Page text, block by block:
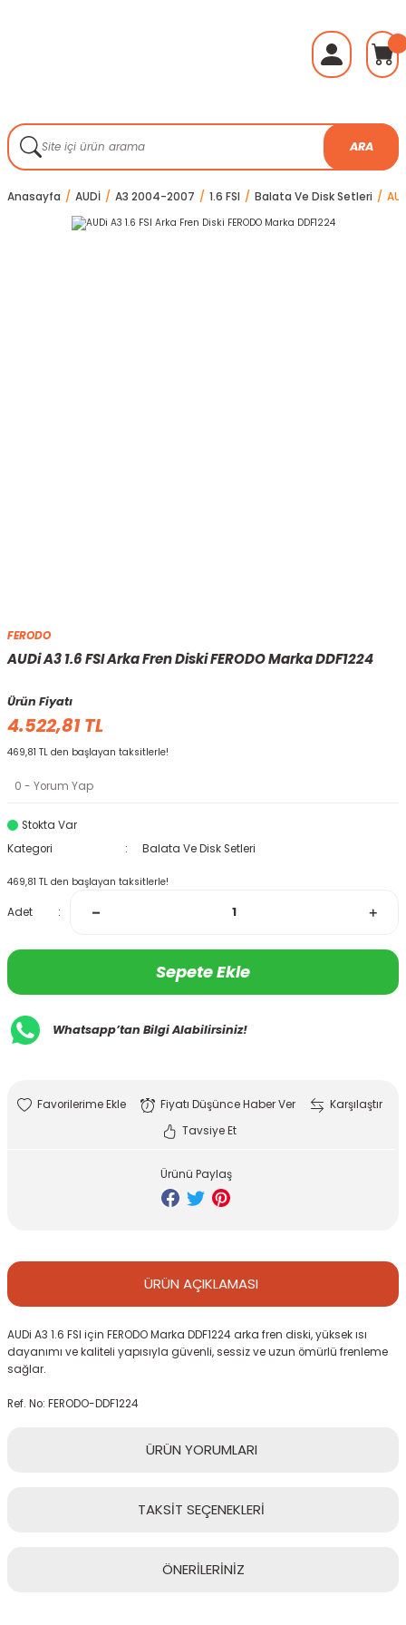
ARA
Anasayfa AUDİ A3 2004-2007 1.6 FSI Balata Ve Disk Setleri
FERODO
AUDi A3 1.6 FSI Arka Fren Diski FERODO Marka DDF1224
Ürün Fiyatı
4.522,81 TL
469,81 TL den başlayan taksitlerle!
0 - Yorum Yap
Stokta Var
Kategori
Balata Ve Disk Setleri
469,81 TL den başlayan taksitlerle!
Adet
Sepete Ekle
Whatsapp’tan Bilgi Alabilirsiniz!
Fiyatı Düşünce Haber Ver
Karşılaştır
Tavsiye Et
Ürünü Paylaş
ÜRÜN AÇIKLAMASI
AUDi A3 1.6 FSI için FERODO Marka DDF1224 arka fren diski, yüksek ısı
dayanımı ve kaliteli yapısıyla güvenli, sessiz ve uzun ömürlü frenleme
sağlar.
Ref. No: FERODO-DDF1224
ÜRÜN YORUMLARI
TAKSİT SEÇENEKLERİ
ÖNERİLERİNİZ